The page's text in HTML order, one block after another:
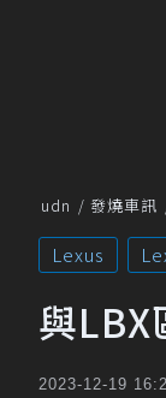
udn 發燒車訊
Lexus
與
2023-12-19